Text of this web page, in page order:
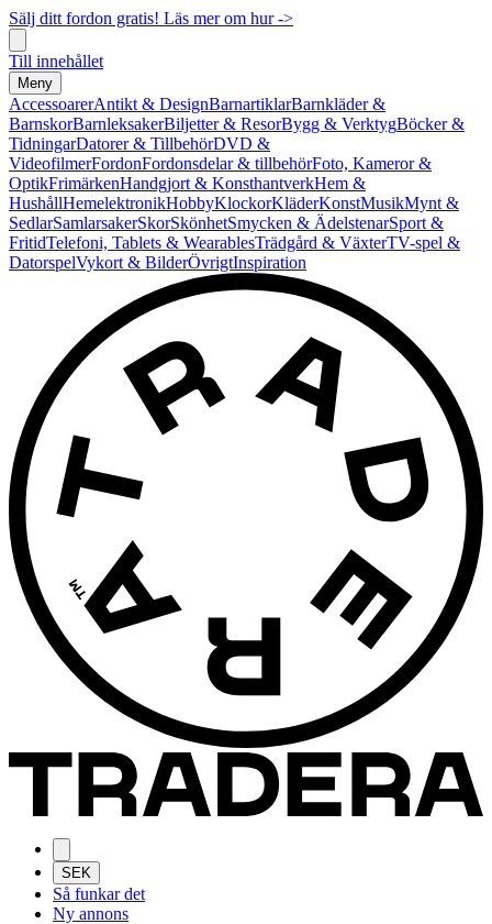
Sälj ditt fordon gratis! Läs mer om hur ->
Till innehållet
Meny
AccessoarerAntikt & DesignBarnartiklarBarnkläder &
BarnskorBarnleksakerBiljetter & ResorBygg & VerktygBöcker &
TidningarDatorer & TillbehörDVD &
VideofilmerFordonFordonsdelar & tillbehörFoto, Kameror &
OptikFrimärkenHandgjort & KonsthantverkHem &
HushållHemelektronikHobbyKlockorKläderKonstMusikMynt &
SedlarSamlarsakerSkorSkönhetSmycken & ÄdelstenarSport &
FritidTelefoni, Tablets & WearablesTrädgård & VäxterTV-spel &
DatorspelVykort & BilderÖvrigtInspiration
SEK
Så funkar det
Ny annons